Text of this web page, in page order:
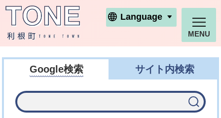
利根町ホームページ
Language
MENU
Google検索 サイト内検索